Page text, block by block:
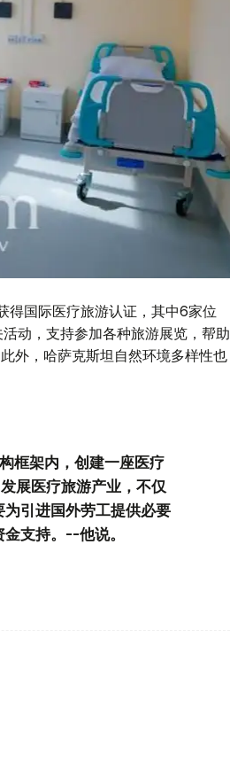
得国际医疗旅游认证，其中6家位
动，支持参加各种旅游展览，帮助
外，哈萨克斯坦自然环境多样性也
框架内，创建一座医疗
展医疗旅游产业，不仅
引进国外劳工提供必要
支持。--他说。